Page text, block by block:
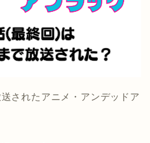
されたアニメ・アンデッドア